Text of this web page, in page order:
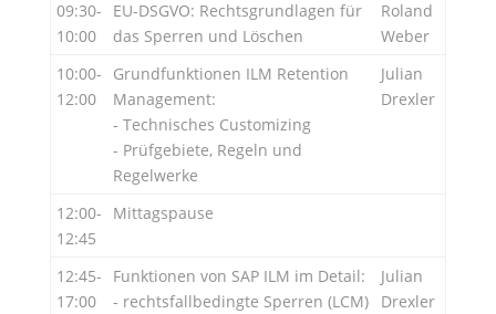
09:30-
10:00
EU-DSGVO: Rechtsgrundlagen für
das Sperren und Löschen
Roland
Weber
10:00-
12:00
Grundfunktionen ILM Retention
Management:
- Technisches Customizing
- Prüfgebiete, Regeln und
Regelwerke
Julian
Drexler
12:00-
12:45
Mittagspause
12:45-
17:00
Funktionen von SAP ILM im Detail:
- rechtsfallbedingte Sperren (LCM)
Julian
Drexler